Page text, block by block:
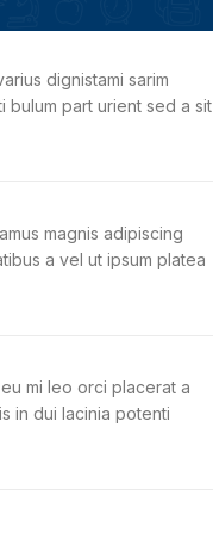
dignistami sarim
bulum part urient sed a sit
magnis adipiscing
a vel ut ipsum platea
mi leo orci placerat a
in dui lacinia potenti